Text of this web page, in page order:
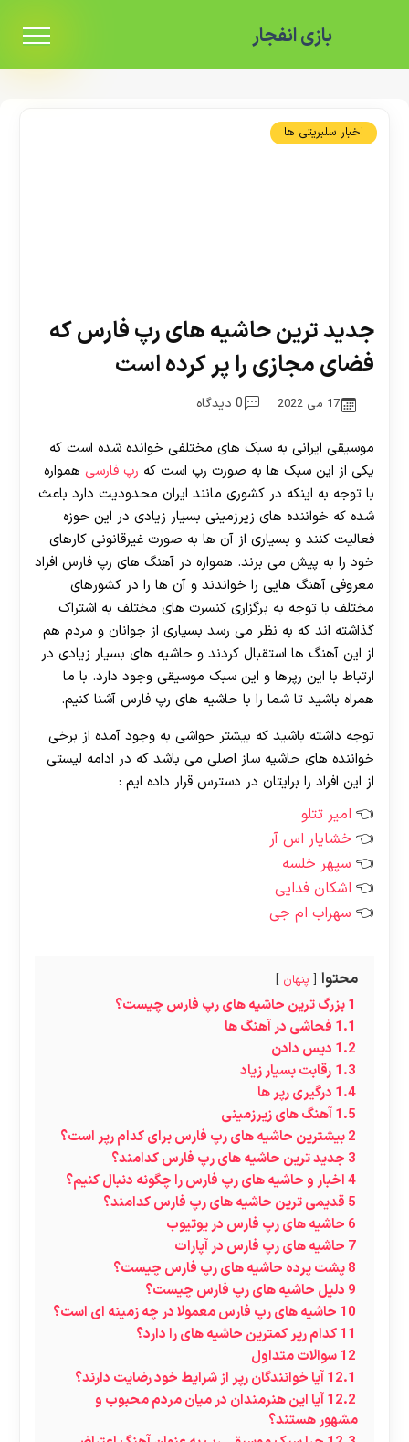
بازی انفجار
اخبار سلبریتی ها
جدید ترین حاشیه های رپ فارس که
فضای مجازی را پر کرده است
17 می 2022 0 دیدگاه
موسیقی ایرانی به سبک های مختلفی خوانده شده است که
یکی از این سبک ها به صورت رپ است که رپ فارسی همواره
با توجه به اینکه در کشوری مانند ایران محدودیت دارد باعث
شده که خواننده های زیرزمینی بسیار زیادی در این حوزه
فعالیت کنند و بسیاری از آن ها به صورت غیرقانونی کارهای
خود را به پیش می‌ برند. همواره در آهنگ های رپ فارس افراد
معروفی آهنگ هایی را خواندند و آن ها را در کشورهای
مختلف با توجه به برگزاری کنسرت های مختلف به اشتراک
گذاشته اند که به نظر می رسد بسیاری از جوانان و مردم هم
از این آهنگ ها استقبال کردند و حاشیه‌ های بسیار زیادی در
ارتباط با این رپرها و این سبک موسیقی وجود دارد. با ما
همراه باشید تا شما را با حاشیه های رپ فارس آشنا کنیم.
توجه داشته باشید که بیشتر حواشی به وجود آمده از برخی
خواننده های حاشیه ساز اصلی می باشد که در ادامه لیستی
از این افراد را برایتان در دسترس قرار داده ایم :
امیر تتلو
خشایار اس آر
سپهر خلسه
اشکان فدایی
سهراب ام جی
محتوا پنهان
1بزرگ ترین حاشیه های رپ فارس چیست؟
1.1 فحاشی در آهنگ ها
1.2 دیس دادن
1.3 رقابت بسیار زیاد
1.4 درگیری رپر ها
1.5آهنگ های زیرزمینی
2بیشترین حاشیه های رپ فارس برای کدام رپر است؟
3 جدید ترین حاشیه های رپ فارس کدامند؟
4اخبار و حاشیه های رپ فارس را چگونه دنبال کنیم؟
5 قدیمی ترین حاشیه های رپ فارس کدامند؟
6 حاشیه های رپ فارس در یوتیوب
7 حاشیه های رپ فارس در آپارات
8پشت پرده حاشیه های رپ فارس چیست؟
9 دلیل حاشیه های رپ فارس چیست؟
10 حاشیه های رپ فارس معمولا در چه زمینه ای است؟
11کدام رپر کمترین حاشیه های را دارد؟
12سوالات متداول
12.1آیا خوانندگان رپر از شرایط خود رضایت دارند؟
12.2آیا این هنرمندان در میان مردم محبوب و
مشهور هستند؟